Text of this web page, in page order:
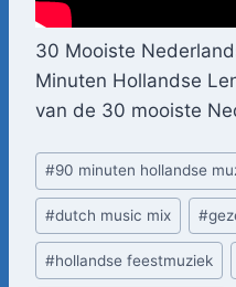
30 Mooiste
Minuten Hollandse
van de 30 mooiste
Bericht
tags:
#90 minuten hollandse
#dutch music mix #
#hollandse feestmuziek